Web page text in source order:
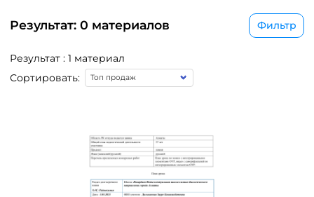
Результат: 0 материалов Фильтр
Результат : 1 материал
Сортировать: